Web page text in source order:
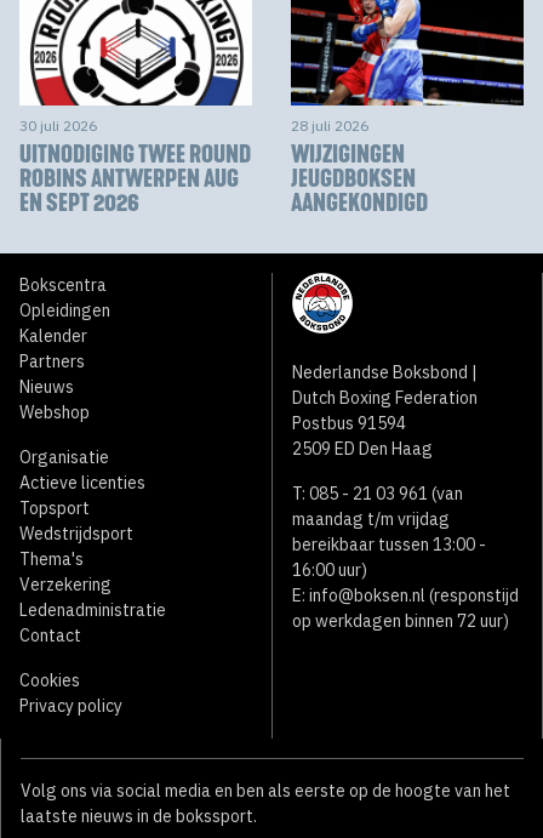
30 juli 2026
UITNODIGING TWEE ROUND
ROBINS ANTWERPEN AUG
EN SEPT 2026
28 juli 2026
WIJZIGINGEN
JEUGDBOKSEN
AANGEKONDIGD
Bokscentra
Opleidingen
Kalender
Partners
Nieuws
Webshop
Organisatie
Actieve licenties
Topsport
Wedstrijdsport
Thema's
Verzekering
Ledenadministratie
Contact
Cookies
Privacy policy
Nederlandse Boksbond |
Dutch Boxing Federation
Postbus 91594
2509 ED Den Haag
T: 085 - 21 03 961 (van
maandag t/m vrijdag
bereikbaar tussen 13:00 -
16:00 uur)
E: info@boksen.nl (responstijd
op werkdagen binnen 72 uur)
Volg ons via social media en ben als eerste op de hoogte van het
laatste nieuws in de bokssport.